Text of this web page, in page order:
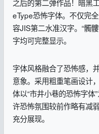
之后的第二弹作品！暗黑
eType恐怖字体。不仅完
容JIS第二水准汉字。“髑髏
字均可完整显示。
字体风格融合了恐怖感，
意象。采用粗重笔画设计
体以“市井小巷的恐怖字体
许恐怖氛围较前作略有减
充分展现。